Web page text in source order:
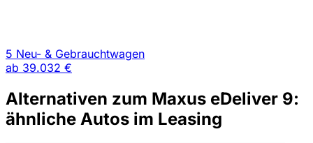
5 Neu- & Gebrauchtwagen
ab 39.032 €
Alternativen zum Maxus eDeliver 9:
ähnliche Autos im Leasing